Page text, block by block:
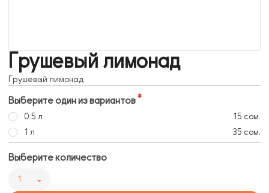
Грушевый лимонад
Грушевый лимонад
Выберите один из вариантов
0.5 л
15 сом.
1 л
35 сом.
Выберите количество
1